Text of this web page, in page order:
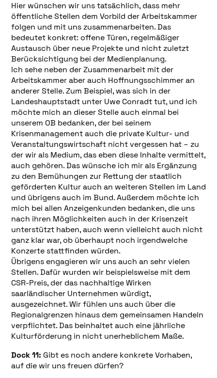
Hier wünschen wir uns tatsächlich, dass mehr
öffentliche Stellen dem Vorbild der Arbeitskammer
folgen und mit uns zusammenarbeiten. Das
bedeutet konkret: offene Türen, regelmäßiger
Austausch über neue Projekte und nicht zuletzt
Berücksichtigung bei der Medienplanung.
Ich sehe neben der Zusammenarbeit mit der
Arbeitskammer aber auch Hoffnungsschimmer an
anderer Stelle. Zum Beispiel, was sich in der
Landeshauptstadt unter Uwe Conradt tut, und ich
möchte mich an dieser Stelle auch einmal bei
unserem OB bedanken, der bei seinem
Krisenmanagement auch die private Kultur- und
Veranstaltungswirtschaft nicht vergessen hat – zu
der wir als Medium, das eben diese Inhalte vermittelt,
auch gehören. Das wünsche ich mir als Ergänzung
zu den Bemühungen zur Rettung der staatlich
geförderten Kultur auch an weiteren Stellen im Land
und übrigens auch im Bund. Außerdem möchte ich
mich bei allen Anzeigenkunden bedanken, die uns
nach ihren Möglichkeiten auch in der Krisenzeit
unterstützt haben, auch wenn vielleicht auch nicht
ganz klar war, ob überhaupt noch irgendwelche
Konzerte stattfinden würden.
Übrigens engagieren wir uns auch an sehr vielen
Stellen. Dafür wurden wir beispielsweise mit dem
CSR-Preis, der das nachhaltige Wirken
saarländischer Unternehmen würdigt,
ausgezeichnet. Wir fühlen uns auch über die
Regionalgrenzen hinaus dem gemeinsamen Handeln
verpflichtet. Das beinhaltet auch eine jährliche
Kulturförderung in nicht unerheblichem Maße.
Dock 11: Gibt es noch andere konkrete Vorhaben,
auf die wir uns freuen dürfen?